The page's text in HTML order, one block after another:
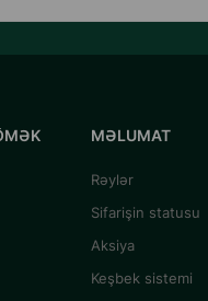
MƏLUMAT
Rəylər
Sifarişin statusu
Aksiya
Keşbek sistemi